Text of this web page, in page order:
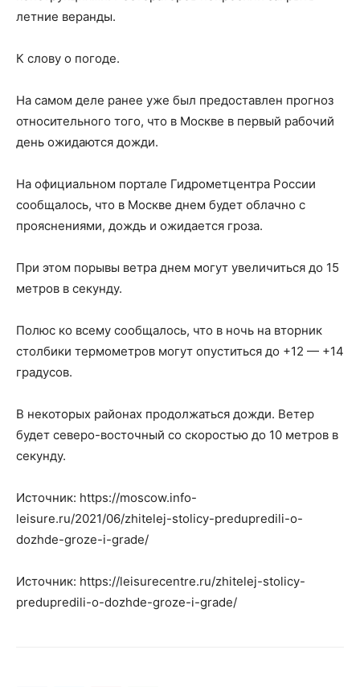
летние веранды.
К слову о погоде.
На самом деле ранее уже был предоставлен прогноз
относительного того, что в Москве в первый рабочий
день ожидаются дожди.
На официальном портале Гидрометцентра России
сообщалось, что в Москве днем будет облачно с
прояснениями, дождь и ожидается гроза.
При этом порывы ветра днем могут увеличиться до 15
метров в секунду.
Полюс ко всему сообщалось, что в ночь на вторник
столбики термометров могут опуститься до +12 — +14
градусов.
В некоторых районах продолжаться дожди. Ветер
будет северо-восточный со скоростью до 10 метров в
секунду.
Источник: https://moscow.info-
leisure.ru/2021/06/zhitelej-stolicy-predupredili-o-
dozhde-groze-i-grade/
Источник: https://leisurecentre.ru/zhitelej-stolicy-
predupredili-o-dozhde-groze-i-grade/